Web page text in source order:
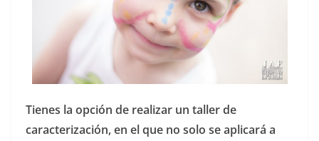
Tienes la opción de realizar un taller de
caracterización, en el que no solo se aplicará a